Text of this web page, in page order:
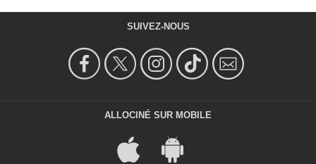
SUIVEZ-NOUS
ALLOCINÉ SUR MOBILE